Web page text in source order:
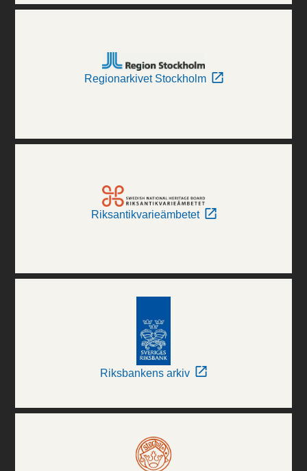
Regionarkivet Stockholm
Riksantikvarieämbetet
Riksbankens arkiv